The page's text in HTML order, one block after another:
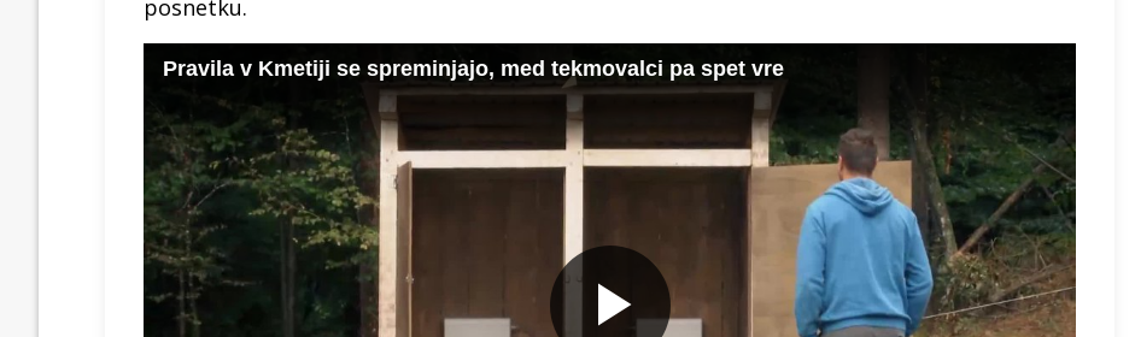
posnetku.
Pravila v Kmetiji se spreminjajo, med tekmovalci pa spet vre